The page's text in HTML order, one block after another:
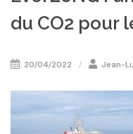
du CO2 pour
20/04/2022 Jean-